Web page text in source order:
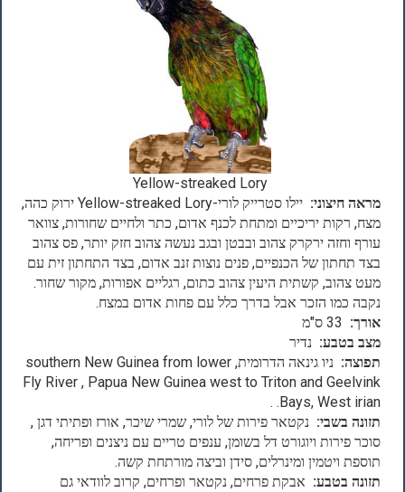
Yellow-streaked Lory
מראה חיצוני:
יילו סטרייק לורי-Yellow-streaked Lory ירוק כהה,
מצח, רקות יריכיים ומתחת לכנף אדום, כתר ולחיים שחורות, צוואר
עורף וחזה ירקרק צהוב ובבטן ובגב נעשה צהוב חזק יותר, פס צהוב
בצד תחתון של הכנפיים, פנים נוצות זנב אדום, בצד התחתון זית עם
מעט צהוב, קשתית היעין צהוב כתום, רגליים אפורות, מקור שחור.
נקבה כמו הזכר אבל בדרך כלל עם פחות אדום במצח.
אורך:
מצב בטבע: נדיר
תפוצה:
ניו גינאה הדרומית, southern New Guinea from lower
Fly River , Papua New Guinea west to Triton and Geelvink
Bays, West irian. .
תזונה בשבי: נקטאר פירות של לורי, שמרי שיכר, אורז ופתיתי דגן ,
סוכר פירות ויוגורט דל בשומן, ענפים טריים עם ניצנים ופריחה,
תוספת ויטמין ומינרלים, סידן וביצה מורתחת קשה.
תזונה בטבע: אבקת פרחים, נקטאר ופרחים, קרוב לוודאי גם